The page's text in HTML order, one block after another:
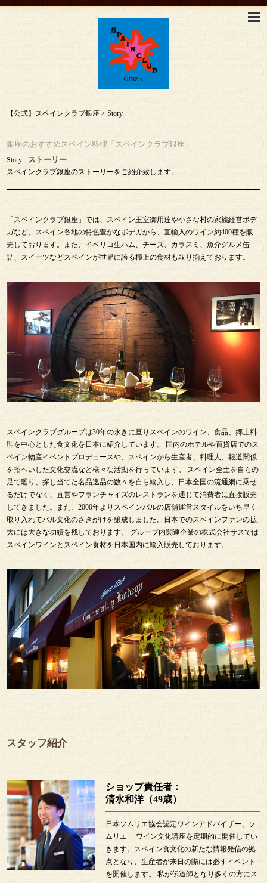
【公式】スペインクラブ銀座 >Story
銀座のおすすめスペイン料理「スペインクラブ銀座」
Story ストーリー
スペインクラブ銀座のストーリーをご紹介致します。
「スペインクラブ銀座」では、スペイン王室御用達や小さな村の家族経営ボデ
ガなど、スペイン各地の特色豊かなボデガから、直輸入のワイン約400種を販
売しております。また、イベリコ生ハム、チーズ、カラスミ、魚介グルメ缶
詰、スイーツなどスペインが世界に誇る極上の食材も取り揃えております。
スペインクラブグループは30年の永きに亘りスペインのワイン、食品、郷土料
理を中心とした食文化を日本に紹介しています。 国内のホテルや百貨店でのス
ペイン物産イベントプロデュースや、スペインから生産者、料理人、報道関係
を招へいした文化交流など様々な活動を行っています。 スペイン全土を自らの
足で廻り、探し当てた名品逸品の数々を自ら輸入し、日本全国の流通網に乗せ
るだけでなく、直営やフランチャイズのレストランを通じて消費者に直接販売
してきました。また、2000年よりスペインバルの店舗運営スタイルをいち早く
取り入れてバル文化のさきがけを醸成しました。日本でのスペインファンの拡
大には大きな功績を残しております。 グループ内関連企業の株式会社サスでは
スペインワインとスペイン食材を日本国内に輸入販売しております。
スタッフ紹介
ショップ責任者：
清水和洋（49歳）
日本ソムリエ協会認定ワインアドバイザー、ソ
ムリエ 「ワイン文化講座を定期的に開催してい
きます。スペイン食文化の新たな情報発信の拠
点となり、生産者が来日の際には必ずイベント
を開催します。 私が伝道師となり多くの方にス